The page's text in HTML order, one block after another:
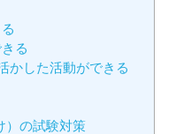
る
かした活動ができる
）の試験対策